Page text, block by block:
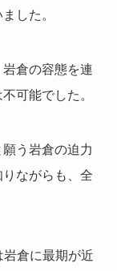
した。
倉の容態を連
可能でした。
う岩倉の迫力
ながらも、全
倉に最期が近